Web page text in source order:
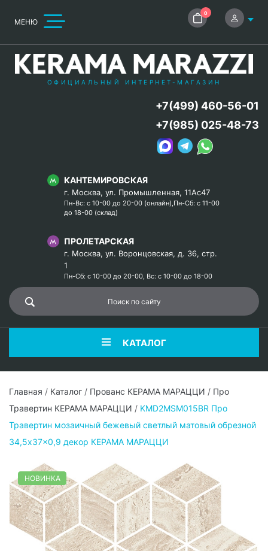
МЕНЮ
0
ОФИЦИАЛЬНЫЙ ИНТЕРНЕТ-МАГАЗИН
КАНТЕМИРОВСКАЯ
г. Москва, ул. Промышленная, 11Ас47
Пн-Вс: с 10-00 до 20-00 (онлайн),Пн-Сб: с 11-00
до 18-00 (склад)
ПРОЛЕТАРСКАЯ
г. Москва, ул. Воронцовская, д. 36, стр.
1
Пн-Сб: с 10-00 до 20-00, Вс: с 10-00 до 18-00
+7(499) 460-56-01
+7(985) 025-48-73
КАТАЛОГ
Главная / Каталог / Прованс КЕРАМА МАРАЦЦИ / Про
Травертин КЕРАМА МАРАЦЦИ / KMD2MSM015BR Про
Травертин мозаичный бежевый светлый матовый обрезной
34,5x37x0,9 декор КЕРАМА МАРАЦЦИ
НОВИНКА